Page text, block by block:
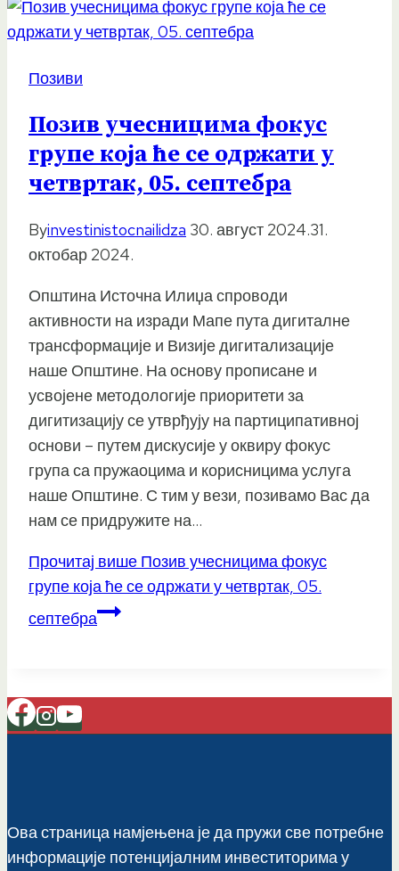
Позиви
Позив учесницима фокус
групе која ће се одржати у
четвртак, 05. септебра
Byinvestinistocnailidza 30. август 2024.31.
октобар 2024.
Општина Источна Илиџа спроводи
активности на изради Мапе пута дигиталне
трансформације и Визије дигитализације
наше Општине. На основу прописане и
усвојене методологије приоритети за
дигитизацију се утврђују на партиципативној
основи – путем дискусије у оквиру фокус
група са пружаоцима и корисницима услуга
наше Општине. С тим у вези, позивамо Вас да
нам се придружите на…
Прочитај више Позив учесницима фокус
групе која ће се одржати у четвртак, 05.
септебра
Ова страница намјењена је да пружи све потребне
информације потенцијалним инвеститорима у